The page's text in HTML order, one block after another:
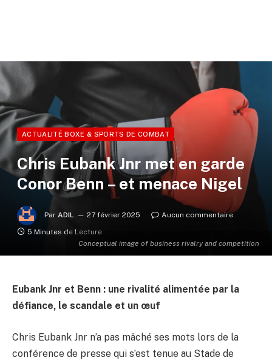
Conceptual image of business rivalry and competition
ACTUALITÉ BOXE & SPORTS DE COMBAT
Chris Eubank Jnr met en garde
Conor Benn – et menace Nigel
Par ADIL 27 février 2025
Aucun commentaire
5 Minutes de Lecture
Eubank Jnr et Benn : une rivalité alimentée par la
défiance, le scandale et un œuf
Chris Eubank Jnr n’a pas mâché ses mots lors de la
conférence de presse qui s’est tenue au Stade de